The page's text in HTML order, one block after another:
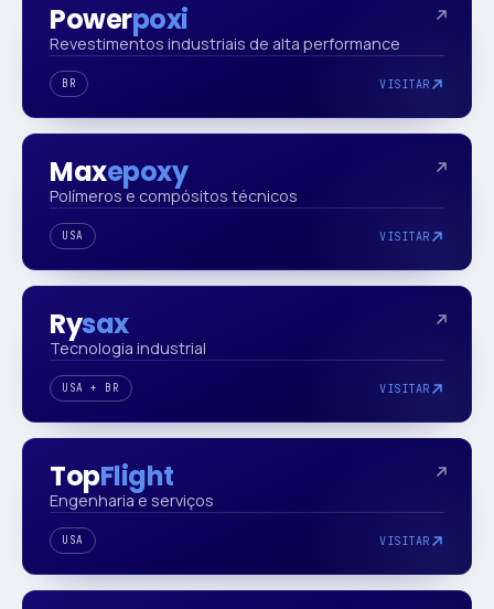
Powerpoxi
Revestimentos industriais de alta performance
BR VISITAR
Maxepoxy
Polímeros e compósitos técnicos
USA VISITAR
Rysax
Tecnologia industrial
USA + BR VISITAR
TopFlight
Engenharia e serviços
USA VISITAR